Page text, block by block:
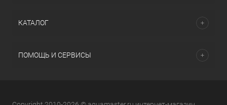
КАТАЛОГ
ПОМОЩЬ И СЕРВИСЫ